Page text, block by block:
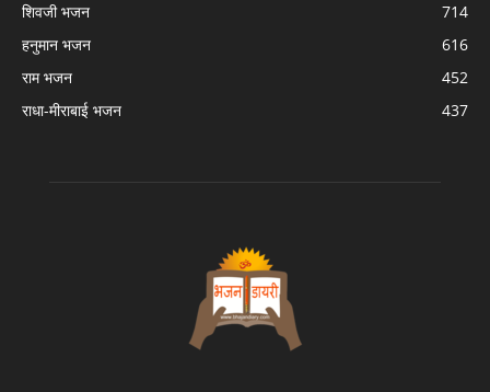
शिवजी भजन
714
हनुमान भजन
616
राम भजन
452
राधा-मीराबाई भजन
437